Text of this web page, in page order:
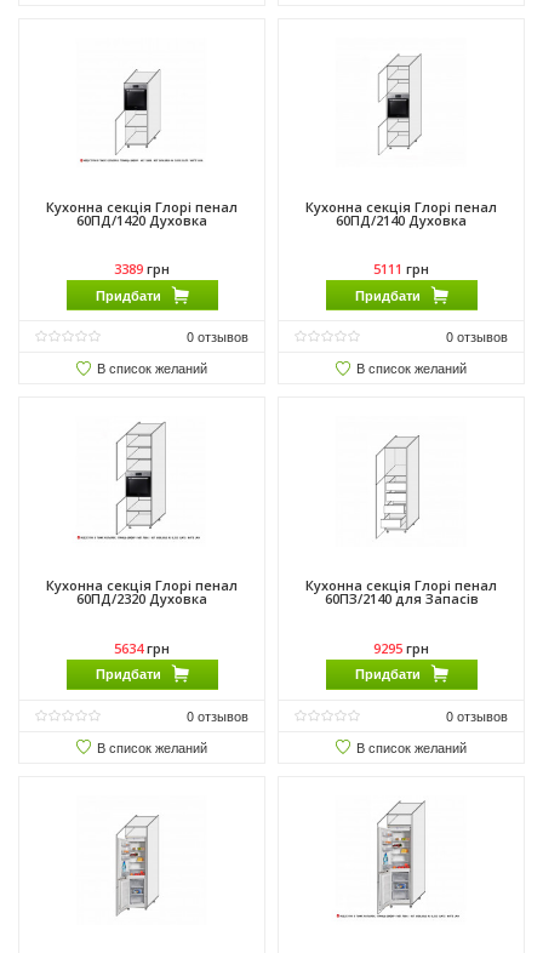
Кухонна секція Глорі пенал
60ПД/1420 Духовка
3389 грн
Придбати
0отзывов
В список желаний
Кухонна секція Глорі пенал
60ПД/2140 Духовка
5111 грн
Придбати
0отзывов
В список желаний
Кухонна секція Глорі пенал
60ПД/2320 Духовка
5634грн
Придбати
0отзывов
В список желаний
Кухонна секція Глорі пенал
60ПЗ/2140 для Запасів
9295 грн
Придбати
0отзывов
В список желаний